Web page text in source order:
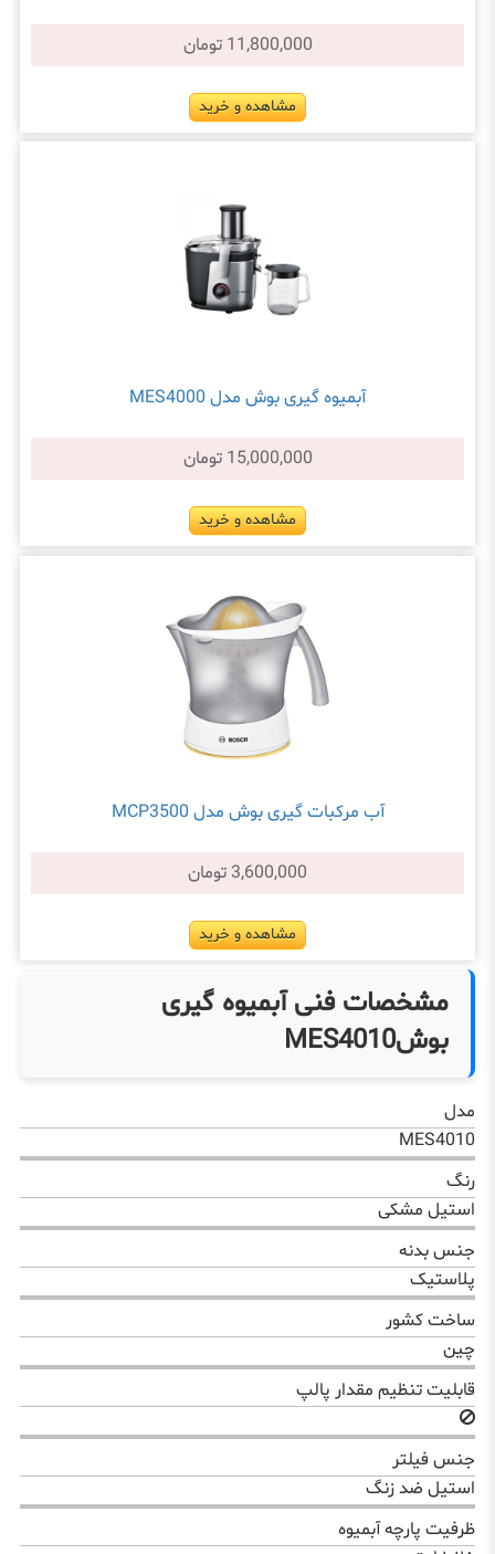
11,800,000 تومان
مشاهده و خرید
آبمیوه گیری بوش مدل MES4000
15,000,000 تومان
مشاهده و خرید
آب مرکبات گیری بوش مدل MCP3500
3,600,000 تومان
مشاهده و خرید
مشخصات فنی آبمیوه گیری
بوشMES4010
مدل
MES4010
رنگ
استیل مشکی
جنس بدنه
پلاستیک
ساخت کشور
چین
قابلیت تنظیم مقدار پالپ
جنس فیلتر
استیل ضد زنگ
ظرفیت پارچه آبمیوه